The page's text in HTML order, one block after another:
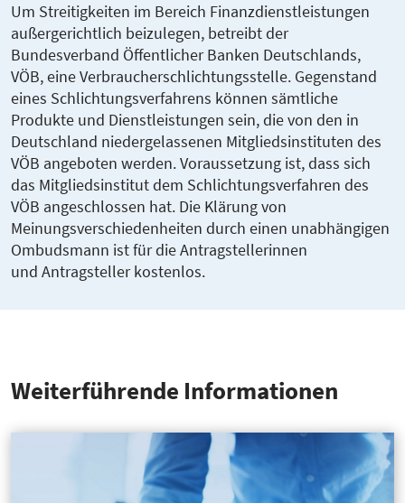
Um Streitigkeiten im Bereich Finanzdienstleistungen
außergerichtlich beizulegen, betreibt der
Bundesverband Öffentlicher Banken Deutschlands,
VÖB, eine Verbraucherschlichtungsstelle. Gegenstand
eines Schlichtungsverfahrens können sämtliche
Produkte und Dienstleistungen sein, die von den in
Deutschland niedergelassenen Mitgliedsinstituten des
VÖB angeboten werden. Voraussetzung ist, dass sich
das Mitgliedsinstitut dem Schlichtungsverfahren des
VÖB angeschlossen hat. Die Klärung von
Meinungsverschiedenheiten durch einen unabhängigen
Ombudsmann ist für die Antragstellerinnen
und Antragsteller kostenlos.
Weiter­füh­rende Infor­ma­tionen